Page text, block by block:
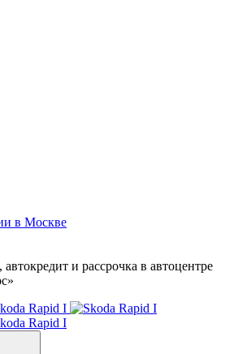
в Москве
и рассрочка в автоцентре